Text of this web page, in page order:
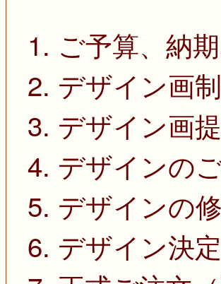
1. ご予算、納
2. デザイン画
3. デザイン画
4. デザインの
5. デザインの
6. デザイン決定